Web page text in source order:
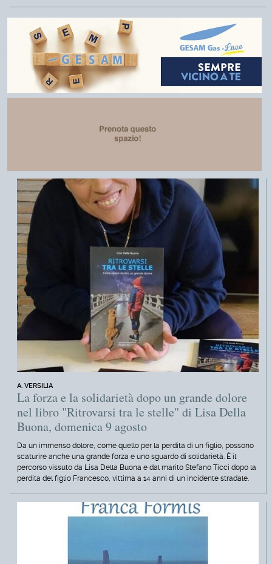
A. VERSILIA
La forza e la solidarietà dopo un grande dolore
nel libro "Ritrovarsi tra le stelle" di Lisa Della
Buona, domenica 9 agosto
Da un immenso dolore, come quello per la perdita di un figlio, possono
scaturire anche una grande forza e uno sguardo di solidarietà. È il
percorso vissuto da Lisa Della Buona e dal marito Stefano Ticci dopo la
perdita del figlio Francesco, vittima a 14 anni di un incidente stradale.